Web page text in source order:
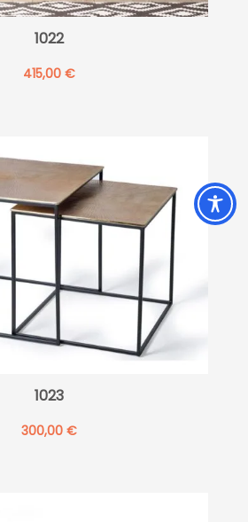
1022
415,00€
1023
300,00€